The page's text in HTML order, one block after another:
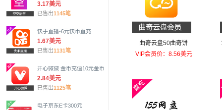
3.17美元
已售出1145笔
快手直播-6元快币直充
1.67美元
已售出1131笔
开心微微 金币充值10元金币
2.84美元
已售出1125笔
电子京东E卡300元
曲奇云盘50曲奇饼
VIP会员价：8.56美元